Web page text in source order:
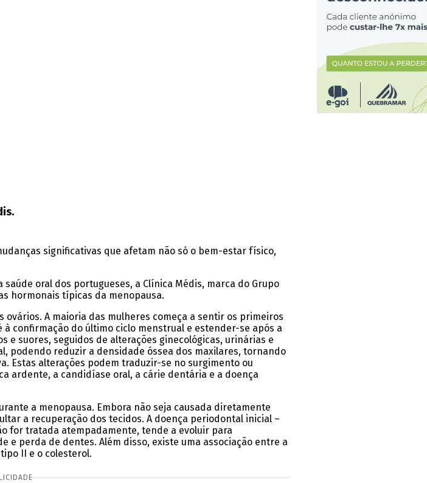
significativas que afetam não só o bem-estar físico,
oral dos portugueses, a Clínica Médis, marca do Grupo
hormonais típicas da menopausa.
A maioria das mulheres começa a sentir os primeiros
confirmação do último ciclo menstrual e estender-se após a
e suores, seguidos de alterações ginecológicas, urinárias e
podendo reduzir a densidade óssea dos maxilares, tornando
Estas alterações podem traduzir-se no surgimento ou
ardente, a candidíase oral, a cárie dentária e a doença
a menopausa. Embora não seja causada diretamente
a recuperação dos tecidos. A doença periodontal inicial –
for tratada atempadamente, tende a evoluir para
perda de dentes. Além disso, existe uma associação entre a
II e o colesterol.